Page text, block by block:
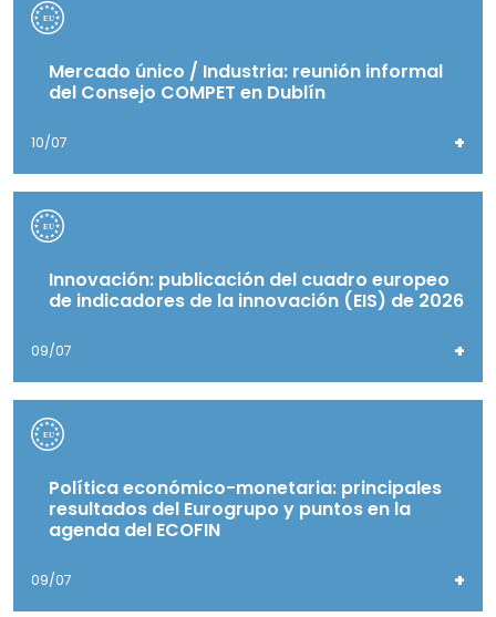
Mercado único / Industria: reunión informal
del Consejo COMPET en Dublín
10/07 +
Innovación: publicación del cuadro europeo
de indicadores de la innovación (EIS) de 2026
09/07 +
Política económico-monetaria: principales
resultados del Eurogrupo y puntos en la
agenda del ECOFIN
09/07 +